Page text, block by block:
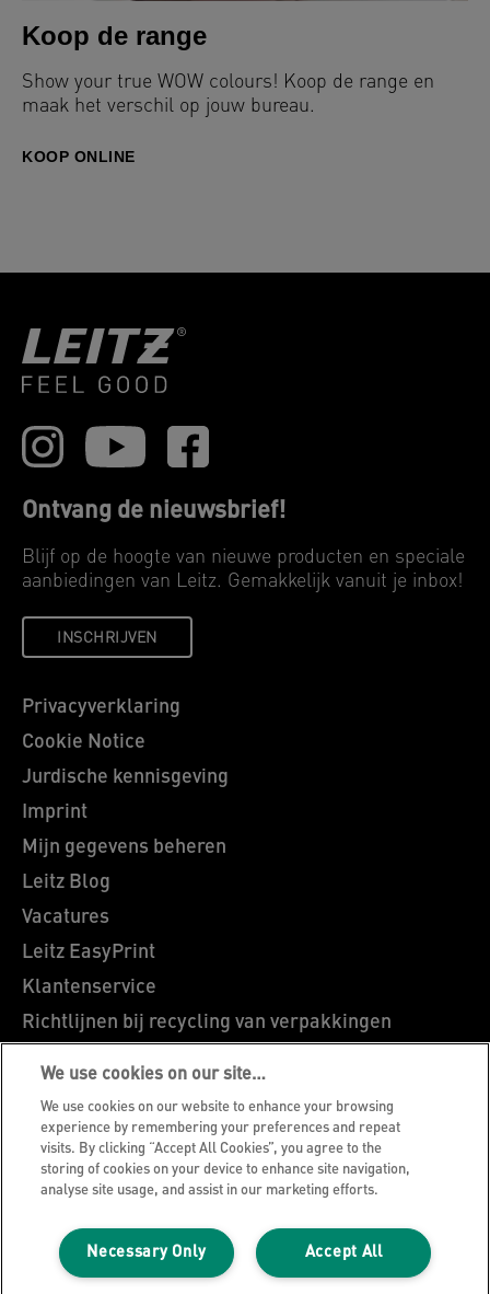
Koop de range
Show your true WOW colours! Koop de range en
maak het verschil op jouw bureau.
KOOP ONLINE
Ontvang de nieuwsbrief!
Blijf op de hoogte van nieuwe producten en speciale
aanbiedingen van Leitz. Gemakkelijk vanuit je inbox!
INSCHRIJVEN
Privacyverklaring
Cookie Notice
Jurdische kennisgeving
Imprint
Mijn gegevens beheren
Leitz Blog
Vacatures
Leitz EasyPrint
Klantenservice
Richtlijnen bij recycling van verpakkingen
Sitemap
©2026 ACCO Brands
We use cookies on our site…
We use cookies on our website to enhance your browsing
experience by remembering your preferences and repeat
visits. By clicking “Accept All Cookies”, you agree to the
storing of cookies on your device to enhance site navigation,
analyse site usage, and assist in our marketing efforts.
Accept All
Necessary Only